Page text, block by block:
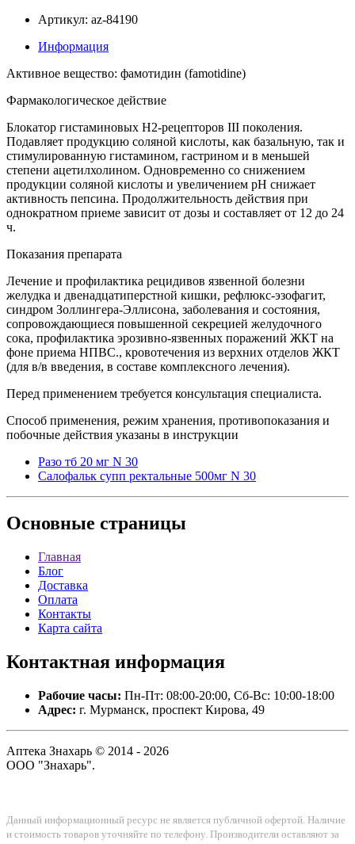
Артикул: az-84190
Информация
Активное вещество: фамотидин (famotidine)
Фармакологическое действие
Блокатор гистаминовых H2-рецепторов III поколения.
Подавляет продукцию соляной кислоты, как базальную, так и
стимулированную гистамином, гастрином и в меньшей
степени ацетилхолином. Одновременно со снижением
продукции соляной кислоты и увеличением рН снижает
активность пепсина. Продолжительность действия при
однократном приеме зависит от дозы и составляет от 12 до 24
ч.
Показания препарата
Лечение и профилактика рецидивов язвенной болезни
желудка и двенадцатиперстной кишки, рефлюкс-эзофагит,
синдром Золлингера-Эллисона, заболевания и состояния,
сопровождающиеся повышенной секрецией желудочного
сока, профилактика эрозивно-язвенных поражений ЖКТ на
фоне приема НПВС., кровотечения из верхних отделов ЖКТ
(для в/в введения, в составе комплексного лечения).
Перед применением требуется консультация специалиста.
Способ применения, режим хранения, противопоказания и
побочные действия указаны в инструкции
Разо тб 20 мг N 30
Салофальк супп ректальные 500мг N 30
Основные страницы
Главная
Блог
Доставка
Оплата
Контакты
Карта сайта
Контактная информация
Рабочие часы: Пн-Пт: 08:00-20:00, Сб-Вс: 10:00-18:00
Адрес: г. Мурманск, проспект Кирова, 49
Аптека Знахарь © 2014 - 2026
ООО "Знахарь".
Данный информационный ресурс не является публичной офертой. Наличие
и стоимость товаров уточняйте по телефону. Производители оставляют за